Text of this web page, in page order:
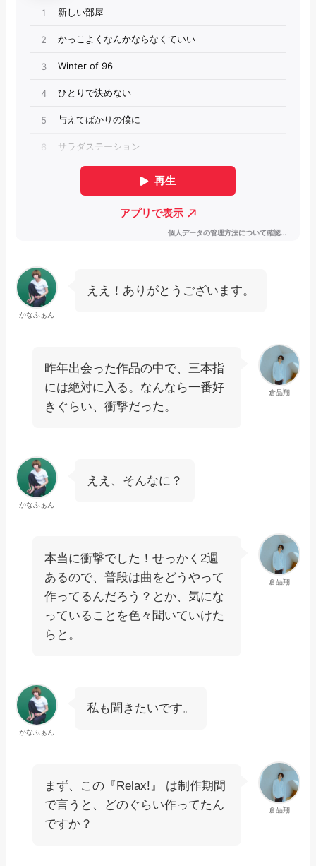
かなふぁん
ええ！ありがとうございます。
倉品翔
昨年出会った作品の中で、三本指
には絶対に入る。なんなら一番好
きぐらい、衝撃だった。
かなふぁん
ええ、そんなに？
倉品翔
本当に衝撃でした！せっかく2週
あるので、普段は曲をどうやって
作ってるんだろう？とか、気にな
っていることを色々聞いていけた
らと。
かなふぁん
私も聞きたいです。
倉品翔
まず、この『Relax!』 は制作期間
で言うと、どのぐらい作ってたん
ですか？